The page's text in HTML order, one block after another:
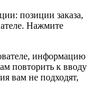
позиции заказа,
Нажмите
информацию
повторить к вводу
вам не подходят,